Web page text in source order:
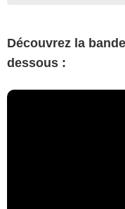
Découvrez la
dessous :